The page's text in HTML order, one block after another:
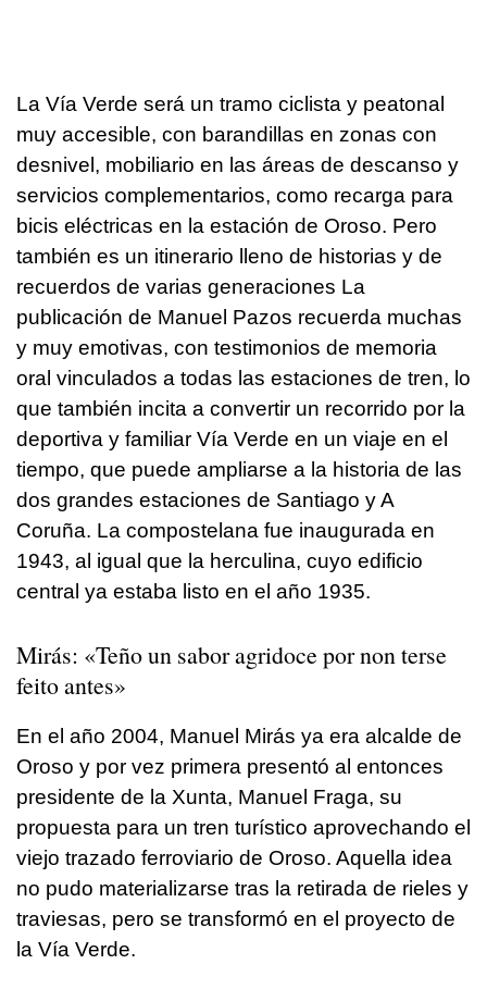
La Vía Verde será un tramo ciclista y peatonal
muy accesible, con barandillas en zonas con
desnivel, mobiliario en las áreas de descanso y
servicios complementarios, como recarga para
bicis eléctricas en la estación de Oroso. Pero
también es un itinerario lleno de historias y de
recuerdos de varias generaciones La
publicación de Manuel Pazos recuerda muchas
y muy emotivas, con testimonios de memoria
oral vinculados a todas las estaciones de tren, lo
que también incita a convertir un recorrido por la
deportiva y familiar Vía Verde en un viaje en el
tiempo, que puede ampliarse a la historia de las
dos grandes estaciones de Santiago y A
Coruña. La compostelana fue inaugurada en
1943, al igual que la herculina, cuyo edificio
central ya estaba listo en el año 1935.
Mirás: «Teño un sabor agridoce por non terse
feito antes»
En el año 2004, Manuel Mirás ya era alcalde de
Oroso y por vez primera presentó al entonces
presidente de la Xunta, Manuel Fraga, su
propuesta para un tren turístico aprovechando el
viejo trazado ferroviario de Oroso. Aquella idea
no pudo materializarse tras la retirada de rieles y
traviesas, pero se transformó en el proyecto de
la Vía Verde.